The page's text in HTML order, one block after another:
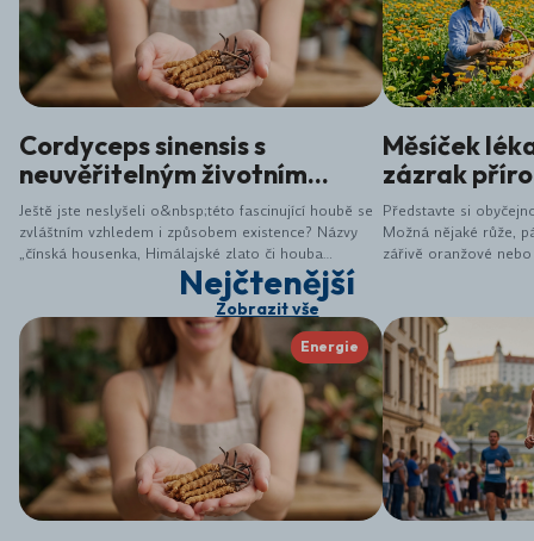
Cordyceps sinensis s
neuvěřitelným životním
cyklem
Ještě jste neslyšeli o&nbsp;této fascinující houbě se
zvláštním vzhledem i způsobem existence? Názvy
„čínská housenka, Himálajské zlato či houba
dlouhověkosti“ mnoho neprozrazují ...&nbsp;
Měsíček
zázrak
Představte si
Možná nějaké růže,
zářivě oranžové
jen hezká ozdoba
jedná o jednu z
bylin, které nám
Nejčtenější
Zobrazit vše
Energie